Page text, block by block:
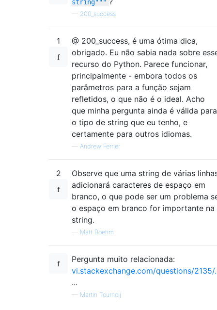
string"""
— 200_success
1
@ 200_success, é uma ótima dica,
obrigado. Eu não sabia nada sobre
recurso do Python. Parece funcionar,
principalmente - embora todos os
parâmetros para a função sejam
refletidos, o que não é o ideal. Acho
que minha pergunta ainda é válida para
o tipo de string que eu tenho, e
certamente para outros idiomas.
— Andrew Ferrier
2
Observe que uma string de várias
adicionará caracteres de espaço em
branco, o que pode ser um problema
o espaço em branco for importante na
string.
— Matt Boehm
Pergunta muito relacionada:
vi.stackexchange.com/questions/2135/
...
— Martin Tournoij